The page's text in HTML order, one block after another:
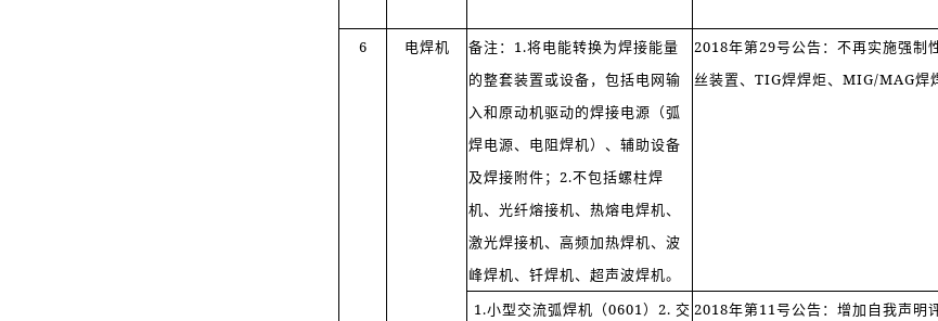
6 电焊机
备注：1.将电能转换为焊接能量
的整套装置或设备，包括电网输
入和原动机驱动的焊接电源（弧
焊电源、电阻焊机）、辅助设备
及焊接附件；2.不包括螺柱焊
机、光纤熔接机、热熔电焊机、
激光焊接机、高频加热焊机、波
峰焊机、钎焊机、超声波焊机。
2018年第29号公告：不再实施强制
丝装置、TIG焊焊炬、MIG/MAG焊
1.小型交流弧焊机（0601）2. 交 2018年第11号公告：增加自我声明